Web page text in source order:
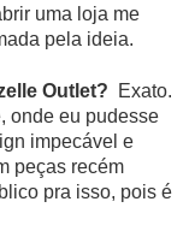
uma loja me
pela ideia.
Outlet? Exato.
onde eu pudesse
impecável e
peças recém
pra isso, pois é